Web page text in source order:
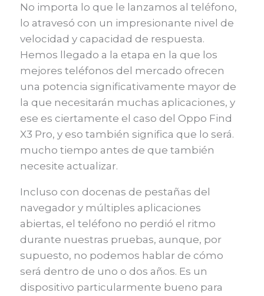
No importa lo que le lanzamos al teléfono,
lo atravesó con un impresionante nivel de
velocidad y capacidad de respuesta.
Hemos llegado a la etapa en la que los
mejores teléfonos del mercado ofrecen
una potencia significativamente mayor de
la que necesitarán muchas aplicaciones, y
ese es ciertamente el caso del Oppo Find
X3 Pro, y eso también significa que lo será.
mucho tiempo antes de que también
necesite actualizar.
Incluso con docenas de pestañas del
navegador y múltiples aplicaciones
abiertas, el teléfono no perdió el ritmo
durante nuestras pruebas, aunque, por
supuesto, no podemos hablar de cómo
será dentro de uno o dos años. Es un
dispositivo particularmente bueno para